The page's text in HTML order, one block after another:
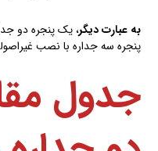
به عبارت دیگر، یک پنجره دو
پنجره سه جداره با نصب
جدول